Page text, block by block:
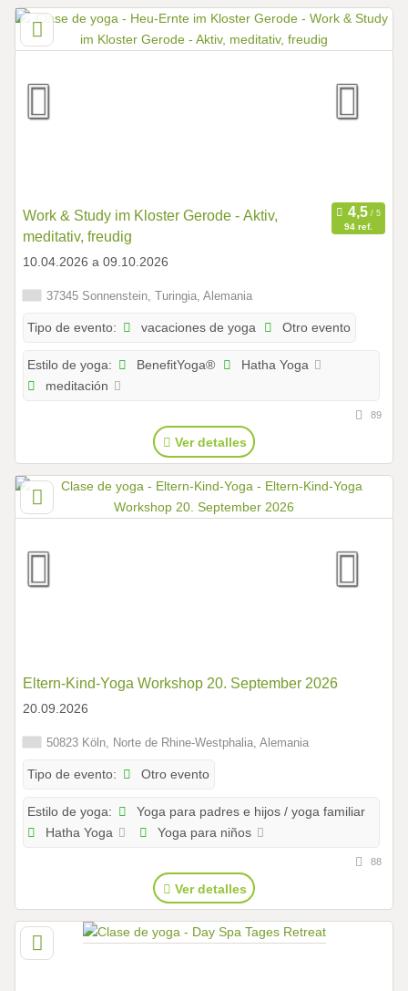
Work & Study im Kloster Gerode - Aktiv,
meditativ, freudig
94 ref.
10.04.2026 a 09.10.2026
37345 Sonnenstein, Turingia, Alemania
Tipo de evento: vacaciones de yoga Otro evento
Estilo de yoga: BenefitYoga®
Hatha Yoga
meditación
89
Ver detalles
Eltern-Kind-Yoga Workshop 20. September 2026
20.09.2026
50823 Köln, Norte de Rhine-Westphalia, Alemania
Tipo de evento: Otro evento
Estilo de yoga:
Yoga para padres e hijos / yoga familiar
Hatha Yoga
Yoga para niños
88
Ver detalles